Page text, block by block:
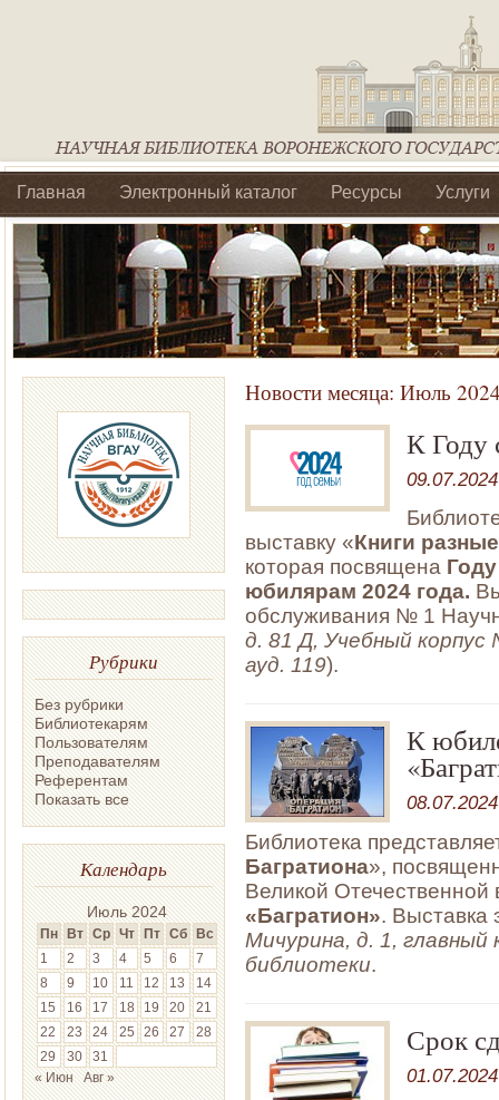
Главная Электронный каталог Ресурсы Услуги
Библиотеки регионального отделения Ассоциации
Рубрики
Без рубрики
Библиотекарям
Пользователям
Преподавателям
Референтам
Показать все
Календарь
Июль 2024
Пн Вт Ср Чт Пт Сб Вс
1
2 3 4 5 6
7
8
9 10 11 12 13
14
15
16 17 18 19 20
21
22
23 24 25 26 27
28
29
30
31
« Июн
Авг »
Новости месяца: Июль
К Году
09.07.2024
выставку «Книги
которая посвящена
юбилярам 2024 года.
обслуживания № 1
д. 81 Д, Учебный
ауд. 119).
К
08.07.2024
Библиотека
Багратиона»,
Великой
«Багратион». Выставка
Мичурина, д. 1, главный
библиотеки.
Срок
01.07.2024